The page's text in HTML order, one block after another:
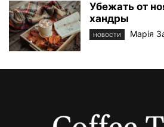
Убежать от
хандры
НОВОСТИ Марiя